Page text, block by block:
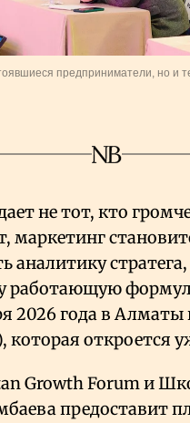
предприниматели, но и
не тот, кто
аналитику
работающую
2026 года в
которая откроется
Growth Forum и
предоставит